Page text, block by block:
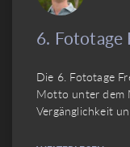
6. Fototage
Die 6. Fototage
Motto unter dem
Vergänglichkeit